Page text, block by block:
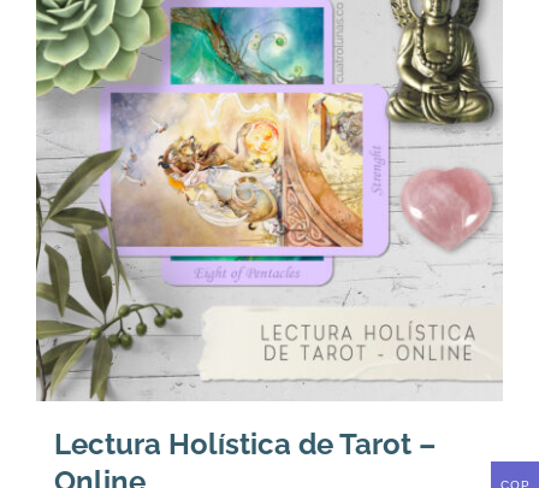
Lectura Holística de Tarot –
COP